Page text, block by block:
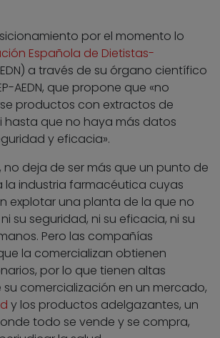
por el momento lo
Española de Dietistas-
a través de su órgano científico
AEDN, que propone que «no
productos con extractos de
hasta que no haya más datos
y eficacia».
no deja de ser más que un punto de
la industria farmacéutica cuyas
explotar una planta de la que no
su seguridad, ni su eficacia, ni su
Pero las compañías
la comercializan obtienen
por lo que tienen altas
comercialización en un mercado,
y los productos adelgazantes, un
todo se vende y se compra,